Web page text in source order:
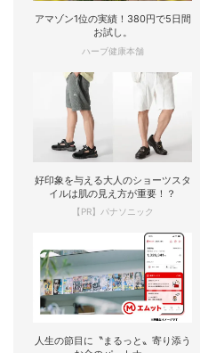
アマゾン1位の実績！380円で5日間
お試し。
ハーブ健康本舗
好印象を与える大人のショーツスタ
イルは肌の見え方が重要！？
【PR】パナソニック
人生の節目に〝まるっと〟寄り添う